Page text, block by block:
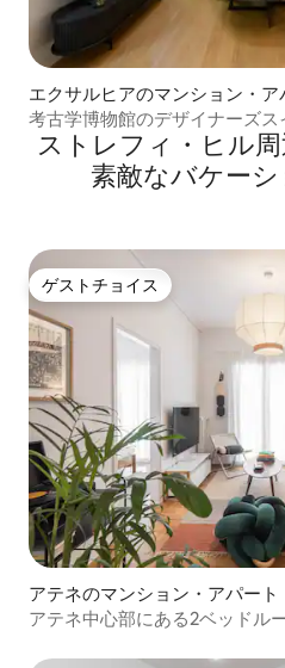
エクサルヒアのマンション・ア
考古学博物館のデザイナーズス
ストレフィ・ヒル⁠
素⁠敵⁠なバ⁠ケ⁠ー⁠
ゲストチョイス
ゲストチョイス
アテネのマンション・アパート
アテネ中心部にある2ベッドル